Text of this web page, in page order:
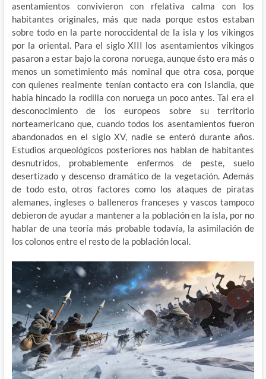
asentamientos convivieron con rfelativa calma con los
habitantes originales, más que nada porque estos estaban
sobre todo en la parte noroccidental de la isla y los vikingos
por la oriental. Para el siglo XIII los asentamientos vikingos
pasaron a estar bajo la corona noruega, aunque ésto era más o
menos un sometimiento más nominal que otra cosa, porque
con quienes realmente tenían contacto era con Islandia, que
había hincado la rodilla con noruega un poco antes. Tal era el
desconocimiento de los europeos sobre su territorio
norteamericano que, cuando todos los asentamientos fueron
abandonados en el siglo XV, nadie se enteró durante años.
Estudios arqueológicos posteriores nos hablan de habitantes
desnutridos, probablemente enfermos de peste, suelo
desertizado y descenso dramático de la vegetación. Además
de todo esto, otros factores como los ataques de piratas
alemanes, ingleses o balleneros franceses y vascos tampoco
debieron de ayudar a mantener a la población en la isla, por no
hablar de una teoría más probable todavía, la asimilación de
los colonos entre el resto de la población local.